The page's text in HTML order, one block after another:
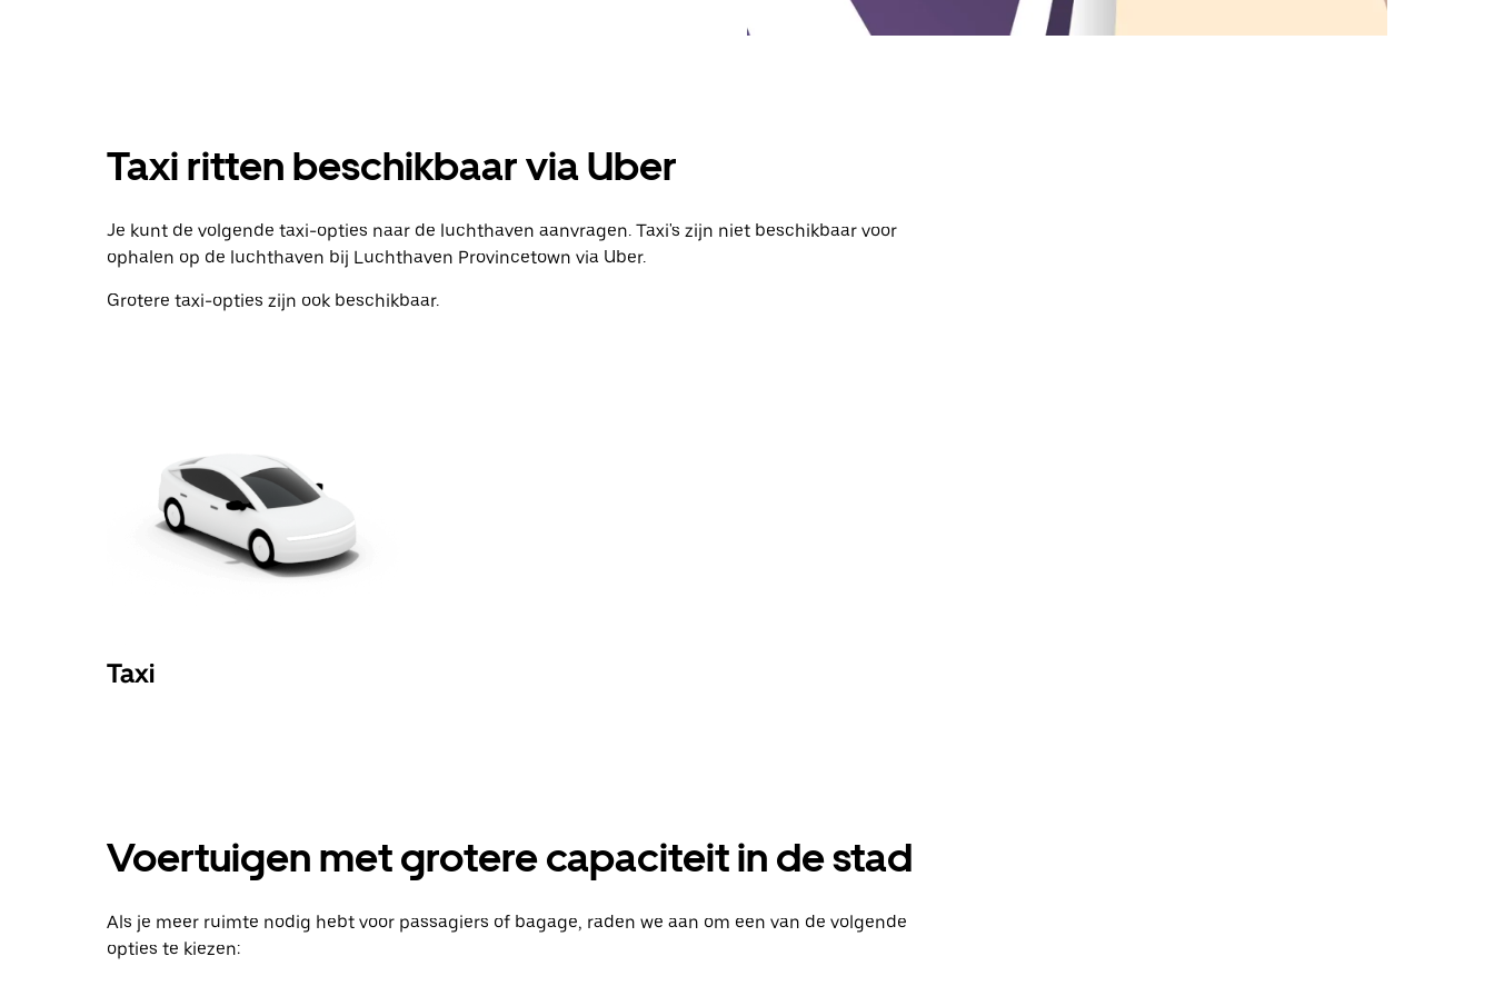
een
datum
Druk
op
Escape
om
de
Taxi ritten beschikbaar via Uber
Je kunt de volgende taxi-opties naar de luchthaven aanvragen. Taxi's zijn niet beschikbaar voor
ophalen op de luchthaven bij Luchthaven Provincetown via Uber.
Grotere taxi-opties zijn ook beschikbaar.
Taxi
Voertuigen met grotere capaciteit in de stad
Als je meer ruimte nodig hebt voor passagiers of bagage, raden we aan om een van de volgende
opties te kiezen: